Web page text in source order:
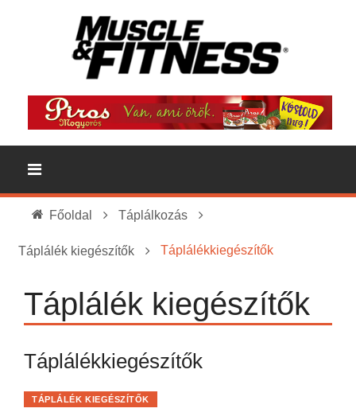
Főoldal Táplálkozás
Táplálék kiegészítők Táplálékkiegészítők
Táplálék kiegészítők
Táplálékkiegészítők
TÁPLÁLÉK KIEGÉSZÍTŐK